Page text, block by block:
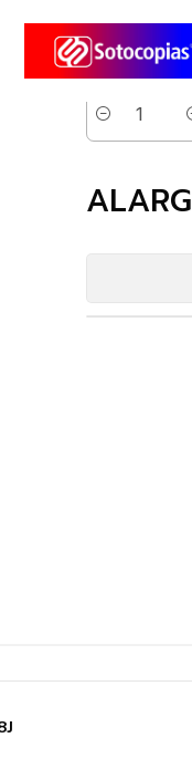
MULTIPLE PHILCO 4
Cantidad